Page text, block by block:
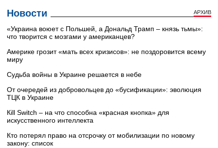
Новости АРХИВ
«Украина воюет с Польшей, а Дональд Трамп – князь тьмы»:
что творится с мозгами у американцев?
Америке грозит «мать всех кризисов»: не поздоровится всему
миру
Судьба войны в Украине решается в небе
От очередей из добровольцев до «бусификации»: эволюция
ТЦК в Украине
Кill Switch – на что способна «красная кнопка» для
искусственного интеллекта
Кто потерял право на отсрочку от мобилизации по новому
закону: список